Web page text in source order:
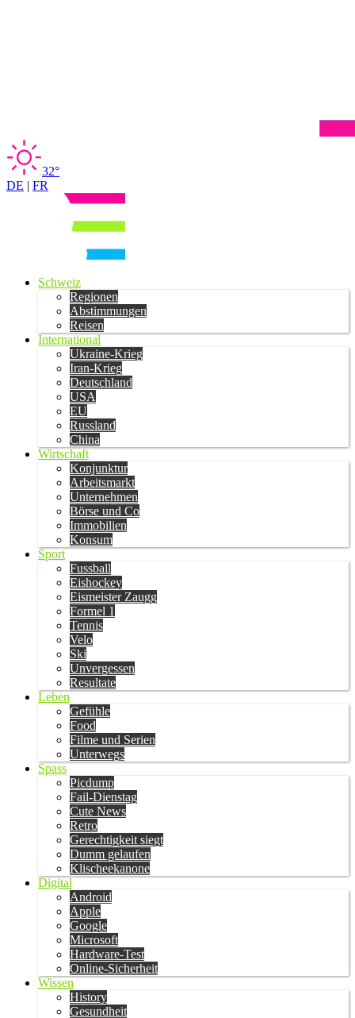
32°
DE | FR
Schweiz
Regionen
Abstimmungen
Reisen
International
Ukraine-Krieg
Iran-Krieg
Deutschland
USA
EU
Russland
China
Wirtschaft
Konjunktur
Arbeitsmarkt
Unternehmen
Börse und Co
Immobilien
Konsum
Sport
Fussball
Eishockey
Eismeister Zaugg
Formel 1
Tennis
Velo
Ski
Unvergessen
Resultate
Leben
Gefühle
Food
Filme und Serien
Unterwegs
Spass
Picdump
Fail-Dienstag
Cute News
Retro
Gerechtigkeit siegt
Dumm gelaufen
Klischeekanone
Digital
Android
Apple
Google
Microsoft
Hardware-Test
Online-Sicherheit
Wissen
History
Gesundheit